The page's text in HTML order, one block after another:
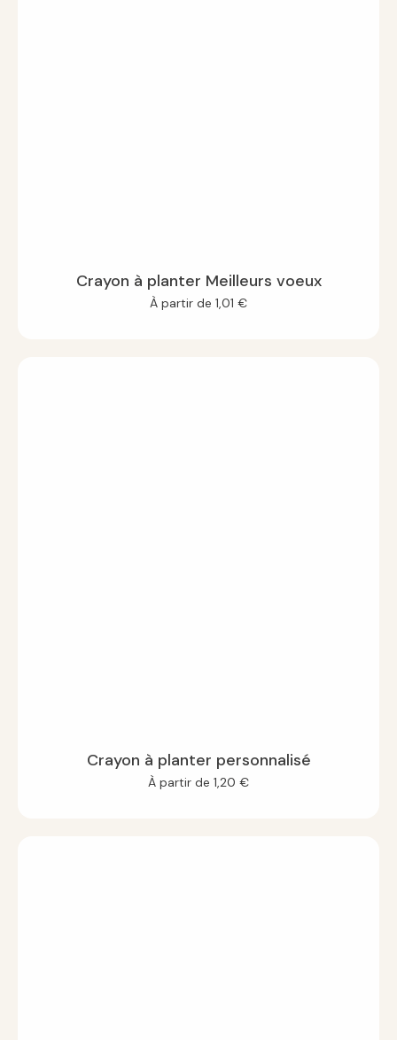
Crayon à planter Meilleurs voeux
À partir de 1,01 €
Crayon à planter personnalisé
À partir de 1,20 €